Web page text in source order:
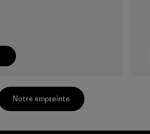
Notre empreinte